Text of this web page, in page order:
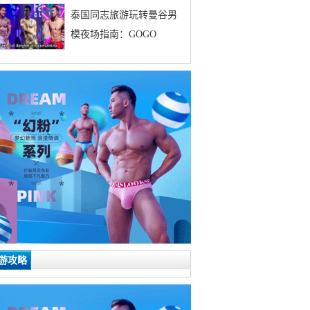
泰国同志旅游玩转曼谷男
模夜场指南：GOGO
攻略